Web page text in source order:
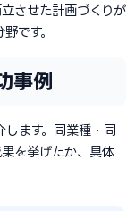
させた計画づくりが
です。
事例
ます。同業種・同
を挙げたか、具体